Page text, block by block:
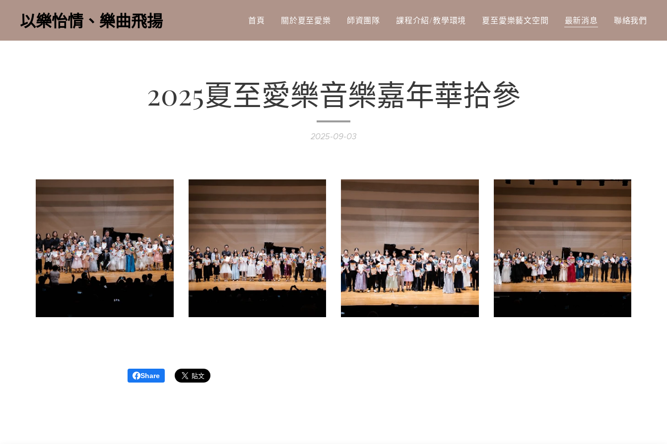
以樂怡情、樂曲飛揚 首頁 關於夏至愛樂 師資團隊 課程介紹/教學環境 夏至愛樂藝文空間 最新消息 聯絡我們
2025夏至愛樂音樂嘉年華拾參
2025-09-03
Share